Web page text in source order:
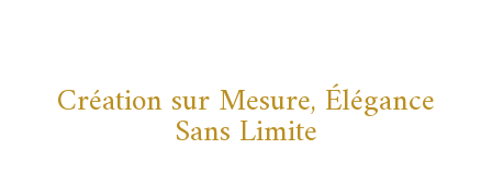
Création sur Mesure, Élégance
Sans Limite